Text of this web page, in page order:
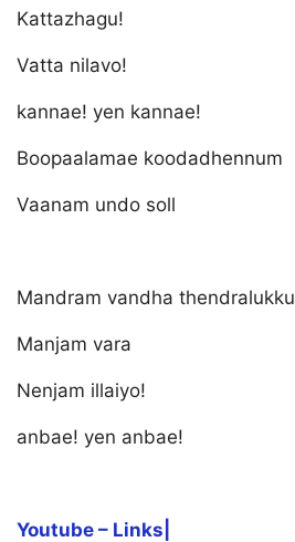
Kattazhagu!
Vatta nilavo!
kannae! yen kannae!
Boopaalamae koodadhennum
Vaanam undo soll
Mandram vandha thendralukku
Manjam vara
Nenjam illaiyo!
anbae! yen anbae!
Youtube – Links|